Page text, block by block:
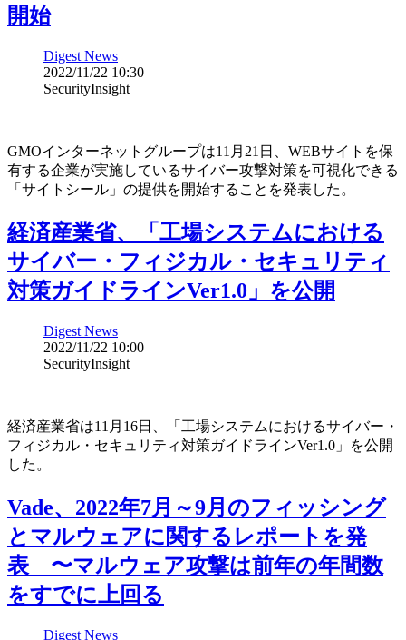
開始
Digest News
2022/11/22 10:30
SecurityInsight
GMOインターネットグループは11月21日、WEBサイトを保
有する企業が実施しているサイバー攻撃対策を可視化できる
「サイトシール」の提供を開始することを発表した。
経済産業省、「工場システムにおける
サイバー・フィジカル・セキュリティ
対策ガイドラインVer1.0」を公開
Digest News
2022/11/22 10:00
SecurityInsight
経済産業省は11月16日、「工場システムにおけるサイバー・
フィジカル・セキュリティ対策ガイドラインVer1.0」を公開
した。
Vade、2022年7月～9月のフィッシング
とマルウェアに関するレポートを発
表 〜マルウェア攻撃は前年の年間数
をすでに上回る
Digest News